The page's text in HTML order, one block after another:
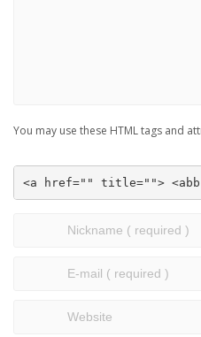
You may use these HTML tags and
<a href="" title="">